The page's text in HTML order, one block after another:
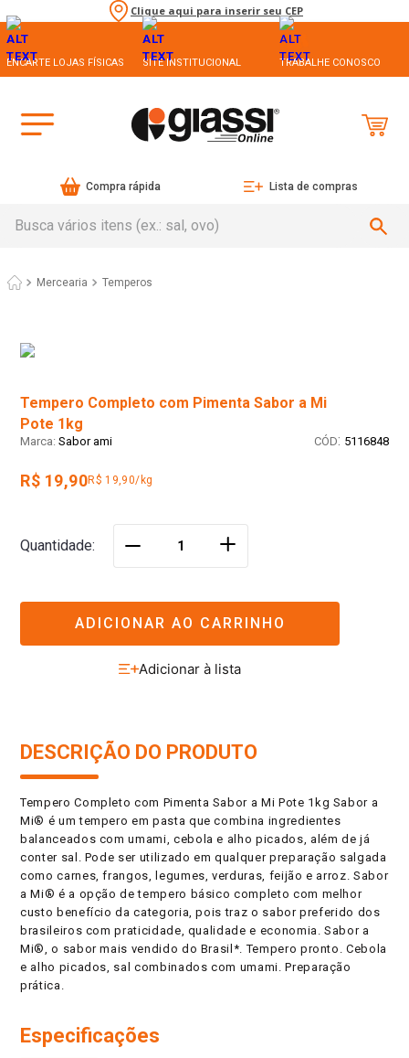
Clique aqui para inserir seu CEP
ENCARTE LOJAS FÍSICAS SITE INSTITUCIONAL TRABALHE CONOSCO
Compra rápida Lista de compras
Mercearia Temperos
Tempero Completo com Pimenta Sabor a Mi
Pote 1kg
Sabor ami : 5116848
R$ 19,90R$ 19,90/kg
Quantidade ＋
ADICIONAR AO CARRINHO
DESCRIÇÃO DO PRODUTO
Tempero Completo com Pimenta Sabor a Mi Pote 1kg Sabor a
Mi® é um tempero em pasta que combina ingredientes
balanceados com umami, cebola e alho picados, além de já
conter sal. Pode ser utilizado em qualquer preparação salgada
como carnes, frangos, legumes, verduras, feijão e arroz. Sabor
a Mi® é a opção de tempero básico completo com melhor
custo benefício da categoria, pois traz o sabor preferido dos
brasileiros com praticidade, qualidade e economia. Sabor a
Mi®, o sabor mais vendido do Brasil*. Tempero pronto. Cebola
e alho picados, sal combinados com umami. Preparação
prática.
Especificações